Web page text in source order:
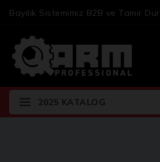
Bayilik Sistemimiz B2B ve Tamir
2025 KATALOG